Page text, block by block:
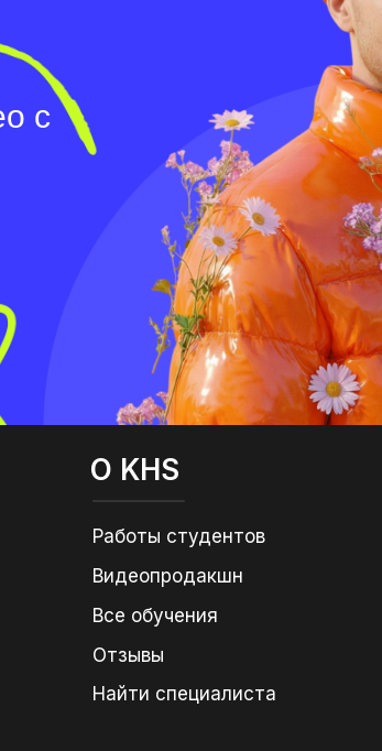
с
Найти специалиста
Отзывы
Все обучения
Работы студентов
Видеопродакшн
О KHS